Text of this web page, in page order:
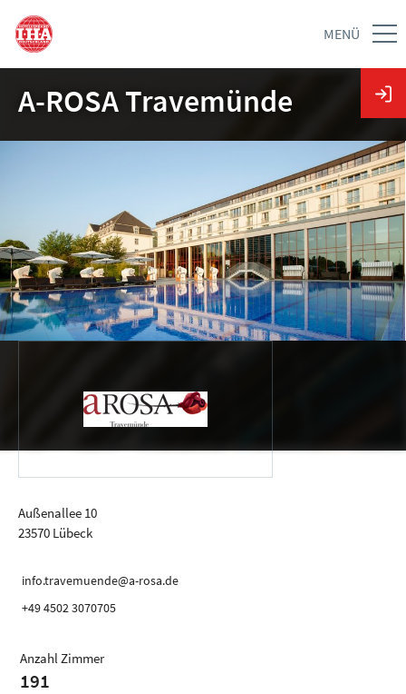
MENÜ
A-ROSA Travemünde
Außenallee 10
23570 Lübeck
info.travemuende@a-rosa.de
+49 4502 3070705
Anzahl Zimmer
191